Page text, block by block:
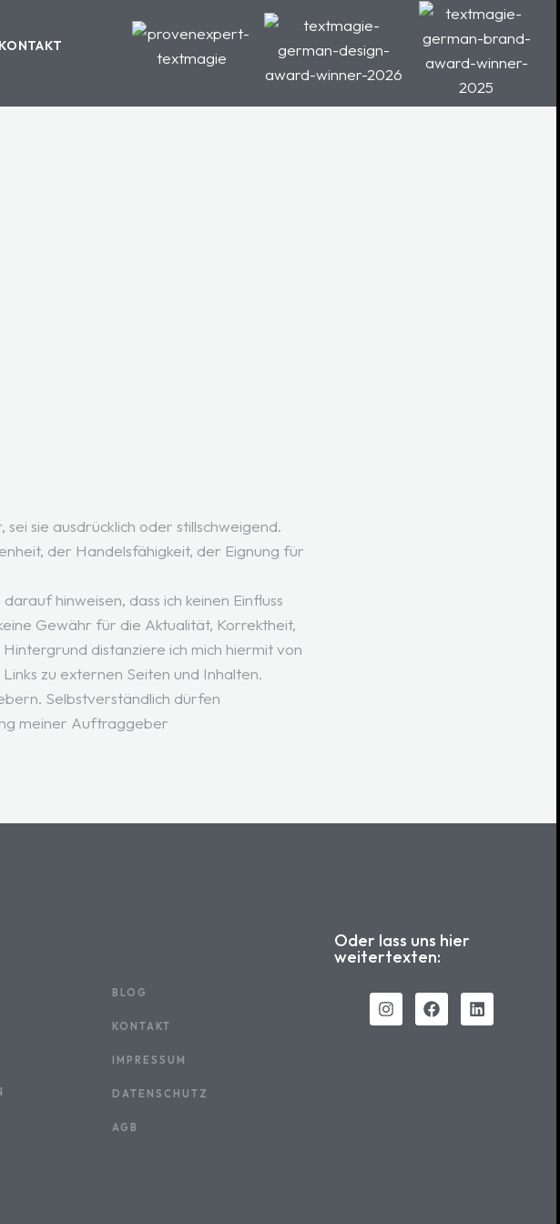
KONTAKT
sie ausdrücklich oder stillschweigend.
der Handelsfähigkeit, der Eignung für
hinweisen, dass ich keinen Einfluss
Gewähr für die Aktualität, Korrektheit,
distanziere ich mich hiermit von
zu externen Seiten und Inhalten.
Selbstverständlich dürfen
meiner Auftraggeber
BLOG
KONTAKT
IMPRESSUM
DATENSCHUTZ
AGB
Oder lass uns hier
weitertexten: